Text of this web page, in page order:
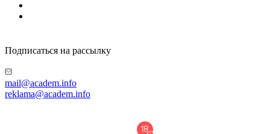
Подписаться на рассылку
mail@academ.info
reklama@academ.info